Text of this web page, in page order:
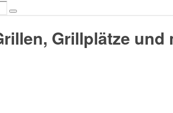
Grillplätze und